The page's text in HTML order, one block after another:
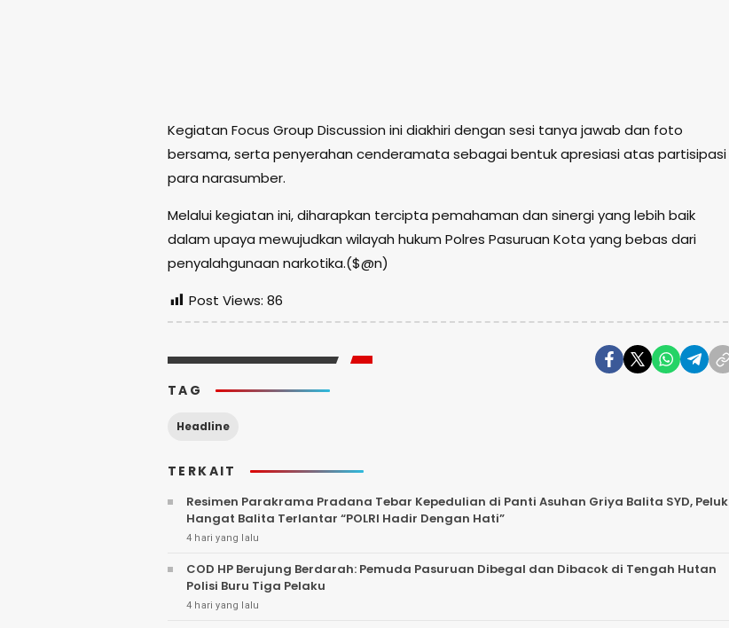
Kegiatan Focus Group Discussion ini diakhiri dengan sesi tanya jawab dan foto
bersama, serta penyerahan cenderamata sebagai bentuk apresiasi atas partisipasi
para narasumber.
Melalui kegiatan ini, diharapkan tercipta pemahaman dan sinergi yang lebih baik
dalam upaya mewujudkan wilayah hukum Polres Pasuruan Kota yang bebas dari
penyalahgunaan narkotika.($@n)
Post Views: 86
TAG
Headline
TERKAIT
Resimen Parakrama Pradana Tebar Kepedulian di Panti Asuhan Griya Balita SYD, Peluk
Hangat Balita Terlantar “POLRI Hadir Dengan Hati”
4 hari yang lalu
COD HP Berujung Berdarah: Pemuda Pasuruan Dibegal dan Dibacok di Tengah Hutan
Polisi Buru Tiga Pelaku
4 hari yang lalu